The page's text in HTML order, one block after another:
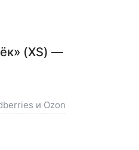
(XS) —
и Ozon